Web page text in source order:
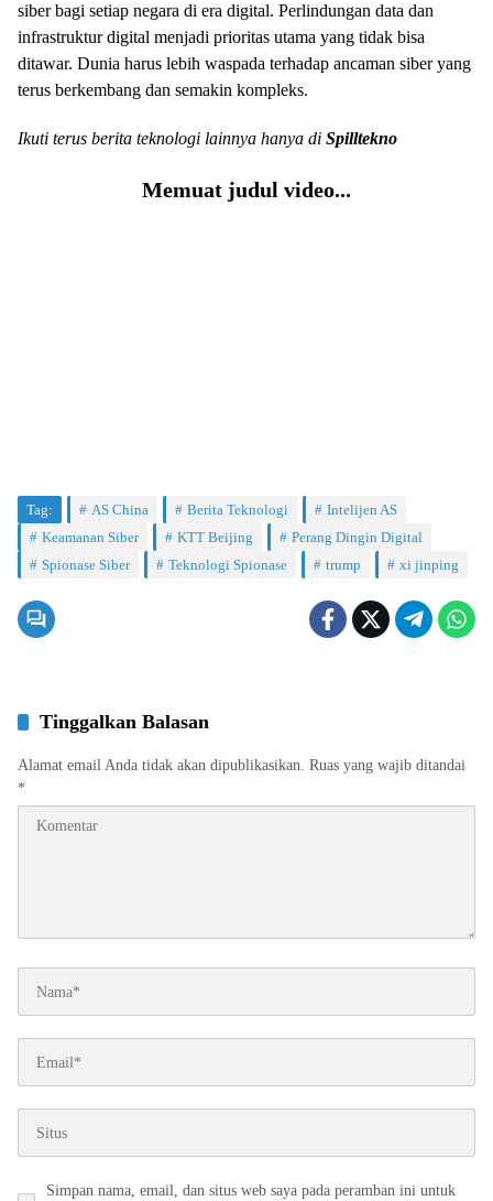
siber bagi setiap negara di era digital. Perlindungan data dan
infrastruktur digital menjadi prioritas utama yang tidak bisa
ditawar. Dunia harus lebih waspada terhadap ancaman siber yang
terus berkembang dan semakin kompleks.
Ikuti terus berita teknologi lainnya hanya di Spilltekno
Memuat judul video...
Tag: AS China Berita Teknologi
Intelijen AS
Keamanan Siber
KTT Beijing
Perang Dingin Digital
Spionase Siber
Teknologi Spionase trump xi jinping
Tinggalkan Balasan
Alamat email Anda tidak akan dipublikasikan. Ruas yang wajib ditandai
*
Simpan nama, email, dan situs web saya pada peramban ini untuk